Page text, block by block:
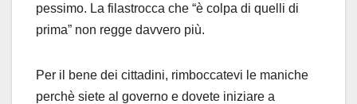
pessimo. La filastrocca che “è colpa di quelli di
prima” non regge davvero più.
Per il bene dei cittadini, rimboccatevi le maniche
perchè siete al governo e dovete iniziare a